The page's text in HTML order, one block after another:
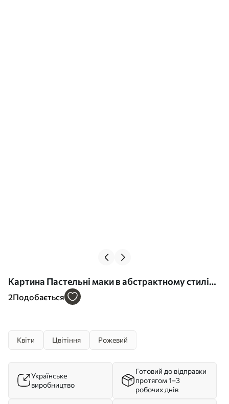
Картина Пастельні маки в абстрактному стилі
Арт. s45643
2Подобається
Квіти Цвітіння Рожевий
Українське
виробництво
Готовий до відправки
протягом 1–3
робочих днів